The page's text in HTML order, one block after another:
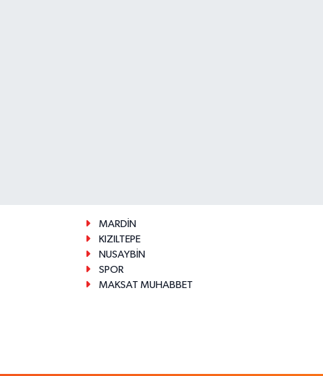
MARDİN
KIZILTEPE
NUSAYBİN
SPOR
MAKSAT MUHABBET